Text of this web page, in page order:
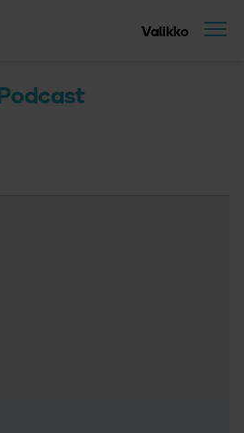
Valikko
Podcast